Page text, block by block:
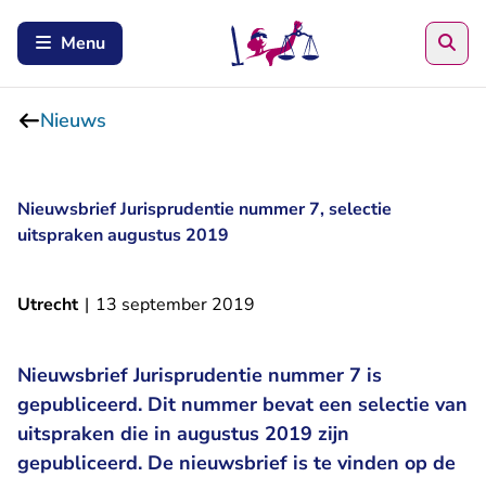
Menu
Nieuws
Nieuwsbrief Jurisprudentie nummer 7, selectie
uitspraken augustus 2019
Utrecht | 13 september 2019
Nieuwsbrief Jurisprudentie nummer 7 is
gepubliceerd. Dit nummer bevat een selectie van
uitspraken die in augustus 2019 zijn
gepubliceerd. De nieuwsbrief is te vinden op de